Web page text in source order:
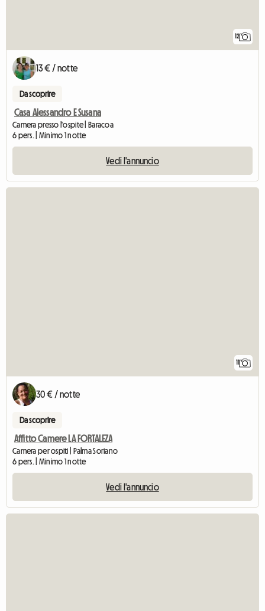
12
13 € / notte
Da scoprire
Casa Alessandro E Susana
Camera presso l'ospite | Baracoa
6 pers. | Minimo 1 notte
Vedi l'annuncio
11
30 € / notte
Da scoprire
Affitto Camere LA FORTALEZA
Camera per ospiti | Palma Soriano
6 pers. | Minimo 1 notte
Vedi l'annuncio